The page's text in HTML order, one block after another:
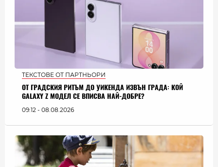
ТЕКСТОВЕ ОТ ПАРТНЬОРИ
ОТ ГРАДСКИЯ РИТЪМ ДО УИКЕНДА ИЗВЪН ГРАДА: КОЙ
GALAXY Z МОДЕЛ СЕ ВПИСВА НАЙ-ДОБРЕ?
09:12 - 08.08.2026